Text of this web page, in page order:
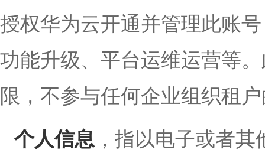
授权华为云开通并管理此账
功能升级、平台运维运营等
限，不参与任何企业组织租
个人信息 ，指以电子或者